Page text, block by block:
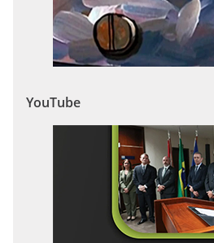
YouTube